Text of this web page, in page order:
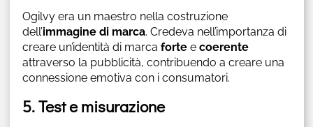
Ogilvy era un maestro nella costruzione
dell’immagine di marca. Credeva nell’importanza di
creare un’identità di marca forte e coerente
attraverso la pubblicità, contribuendo a creare una
connessione emotiva con i consumatori.
5. Test e misurazione